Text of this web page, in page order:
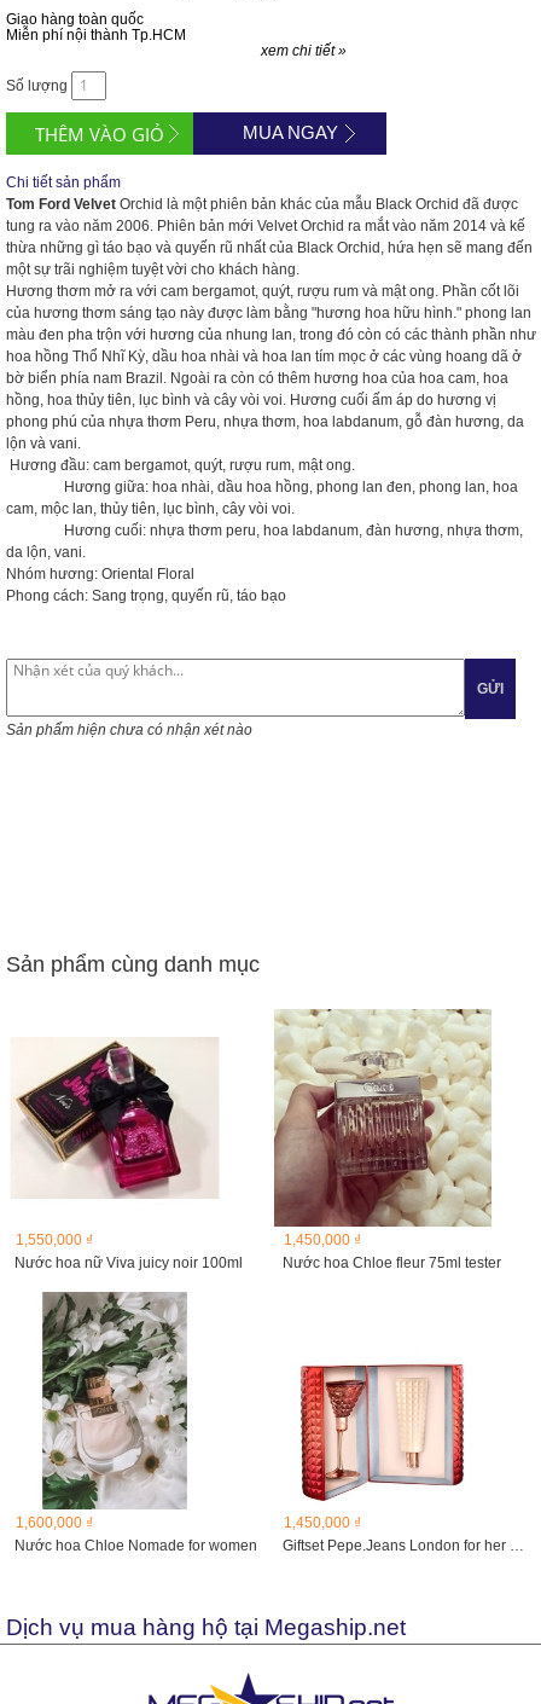
Giao hàng toàn quốc
Miễn phí nội thành Tp.HCM
xem chi tiết »
Số lượng
MUA NGAY
Chi tiết sản phẩm
Tom Ford Velvet Orchid là một phiên bản khác của mẫu Black Orchid đã được
tung ra vào năm 2006. Phiên bản mới Velvet Orchid ra mắt vào năm 2014 và kế
thừa những gì táo bạo và quyến rũ nhất của Black Orchid, hứa hẹn sẽ mang đến
một sự trãi nghiệm tuyệt vời cho khách hàng.
Hương thơm mở ra với cam bergamot, quýt, rượu rum và mật ong. Phần cốt lõi
của hương thơm sáng tạo này được làm bằng "hương hoa hữu hình." phong lan
màu đen pha trộn với hương của nhung lan, trong đó còn có các thành phần như
hoa hồng Thổ Nhĩ Kỳ, dầu hoa nhài và hoa lan tím mọc ở các vùng hoang dã ở
bờ biển phía nam Brazil. Ngoài ra còn có thêm hương hoa của hoa cam, hoa
hồng, hoa thủy tiên, lục bình và cây vòi voi. Hương cuối ấm áp do hương vị
phong phú của nhựa thơm Peru, nhựa thơm, hoa labdanum, gỗ đàn hương, da
lộn và vani.
Hương đầu: cam bergamot, quýt, rượu rum, mật ong.
Hương giữa: hoa nhài, dầu hoa hồng, phong lan đen, phong lan, hoa
cam, mộc lan, thủy tiên, lục bình, cây vòi voi.
Hương cuối: nhựa thơm peru, hoa labdanum, đàn hương, nhựa thơm,
da lộn, vani.
Nhóm hương: Oriental Floral
Phong cách: Sang trọng, quyến rũ, táo bạo
GỬI
Sản phẩm hiện chưa có nhận xét nào
Sản phẩm cùng danh mục
1,550,000 ₫
Nước hoa nữ Viva juicy noir 100ml
1,450,000 ₫
Nước hoa Chloe fleur 75ml tester
1,600,000 ₫
Nước hoa Chloe Nomade for women
1,450,000 ₫
Giftset Pepe.Jeans London for her EDP
Dịch vụ mua hàng hộ tại Megaship.net